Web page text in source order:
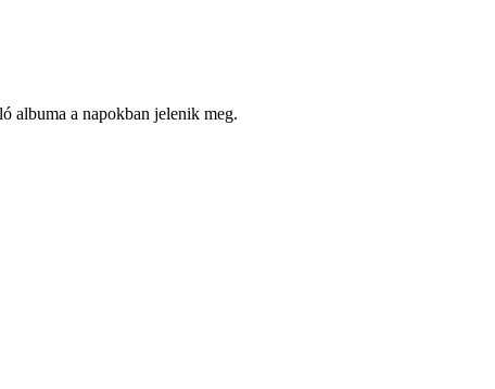
albuma a napokban jelenik meg.